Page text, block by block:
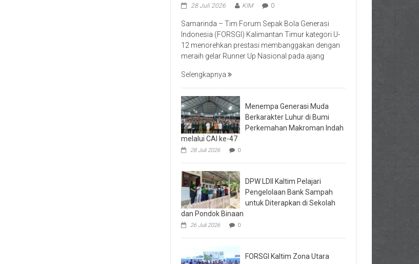
28 Juli 2026 KIM 0
Samarinda – Tim Forum Sepak Bola Generasi
Indonesia (FORSGI) Kalimantan Timur kategori U-
12 menorehkan prestasi membanggakan dengan
meraih gelar Runner Up Nasional pada ajang
Selengkapnya
Menempa Generasi Muda
Berkarakter Luhur di Bumi
Perkemahan Makroman Indah
melalui CAI ke-47
28 Juli 2026 0
DPW LDII Kaltim Pelajari
Pengelolaan Bank Sampah
untuk Diterapkan di Sekolah
dan Pondok Binaan
26 Juli 2026 0
FORSGI Kaltim Zona Utara